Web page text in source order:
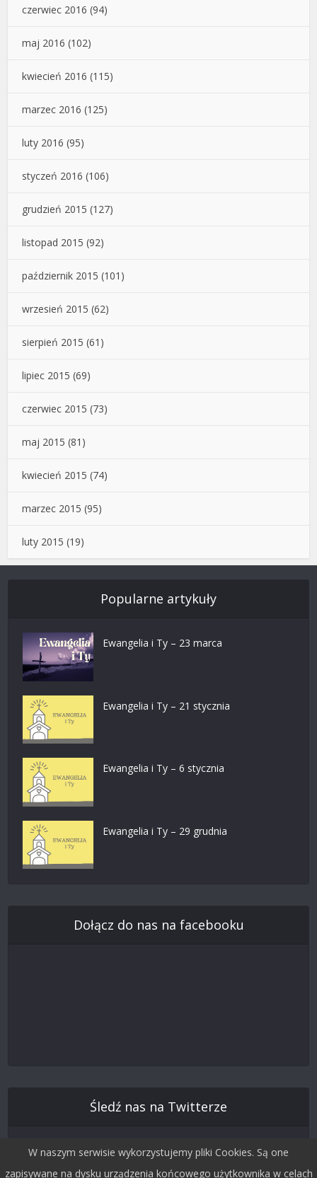
czerwiec 2016 (94)
maj 2016 (102)
kwiecień 2016 (115)
marzec 2016 (125)
luty 2016 (95)
styczeń 2016 (106)
grudzień 2015 (127)
listopad 2015 (92)
październik 2015 (101)
wrzesień 2015 (62)
sierpień 2015 (61)
lipiec 2015 (69)
czerwiec 2015 (73)
maj 2015 (81)
kwiecień 2015 (74)
marzec 2015 (95)
luty 2015 (19)
Popularne artykuły
Ewangelia i Ty – 23 marca
Ewangelia i Ty – 21 stycznia
Ewangelia i Ty – 6 stycznia
Ewangelia i Ty – 29 grudnia
Dołącz do nas na facebooku
Śledź nas na Twitterze
W naszym serwisie wykorzystujemy pliki Cookies. Są one
zapisywane na dysku urządzenia końcowego użytkownika w celach